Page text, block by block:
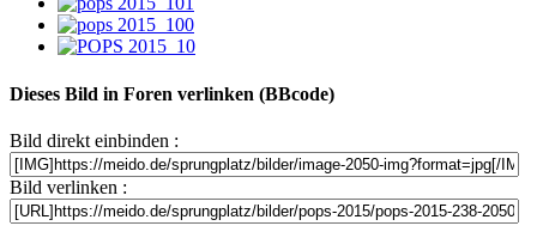
Dieses Bild in Foren verlinken (BBcode)
Bild direkt einbinden :
Bild verlinken :